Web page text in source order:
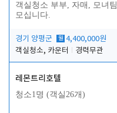
객실청소 부부, 자매, 모녀팀
모십니다.
경기 양평군 월 4,400,000원
객실청소, 카운터
경력무관
레몬트리호텔
청소1명 (객실26개)